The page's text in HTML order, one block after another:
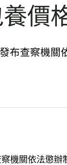
價
布查察機關
機關依法懲辦